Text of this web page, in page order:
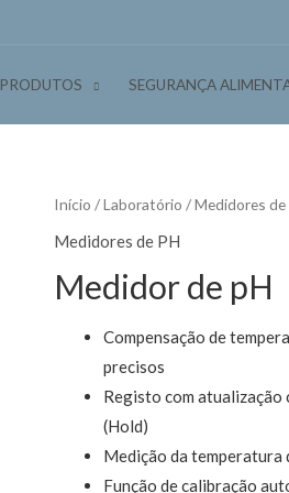
PRODUTOS SEGURANÇA
Início /Laboratório /Medidores de
Medidores de PH
Medidor de pH
Compensação de
precisos
Registo com atualização
(Hold)
Medição da temperatura
Função de calibração